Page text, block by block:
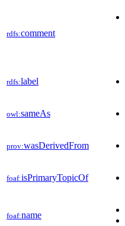
rdfs:comment
rdfs:label
owl:sameAs
prov:wasDerivedFrom
foaf:isPrimaryTopicOf
foaf:name